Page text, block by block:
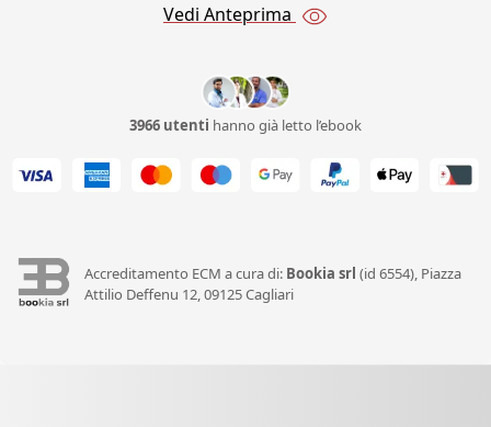
Vedi Anteprima
3966 utenti hanno già letto l’ebook
Accreditamento ECM a cura di: Bookia srl (id 6554), Piazza
Attilio Deffenu 12, 09125 Cagliari